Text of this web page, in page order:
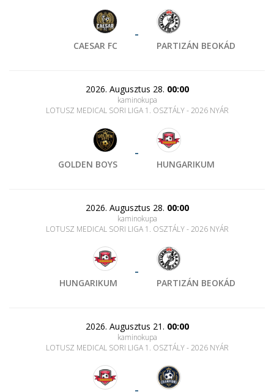
CAESAR FC
-
PARTIZÁN BEOKÁD
2026. Augusztus 28. 00:00
kaminokupa
LOTUSZ MEDICAL SORI LIGA 1. OSZTÁLY - 2026 NYÁR
GOLDEN BOYS
-
HUNGARIKUM
2026. Augusztus 28. 00:00
kaminokupa
LOTUSZ MEDICAL SORI LIGA 1. OSZTÁLY - 2026 NYÁR
HUNGARIKUM
-
PARTIZÁN BEOKÁD
2026. Augusztus 21. 00:00
kaminokupa
LOTUSZ MEDICAL SORI LIGA 1. OSZTÁLY - 2026 NYÁR